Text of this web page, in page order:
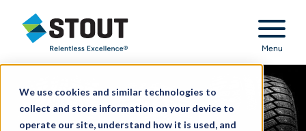
We use cookies and similar technologies to
collect and store information on your device to
operate our site, understand how it is used, and
Stout Relentless Excellence
Menu